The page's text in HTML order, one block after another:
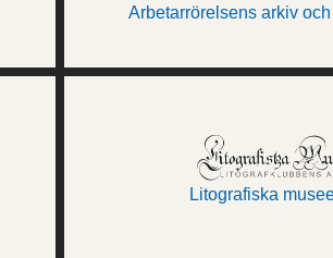
Arbetarrörelsens arkiv
Litografiska